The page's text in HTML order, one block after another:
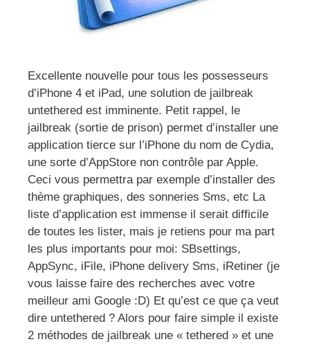
Excellente nouvelle pour tous les possesseurs
d’iPhone 4 et iPad, une solution de jailbreak
untethered est imminente. Petit rappel, le
jailbreak (sortie de prison) permet d’installer une
application tierce sur l’iPhone du nom de Cydia,
une sorte d’AppStore non contrôle par Apple.
Ceci vous permettra par exemple d’installer des
thème graphiques, des sonneries Sms, etc La
liste d’application est immense il serait difficile
de toutes les lister, mais je retiens pour ma part
les plus importants pour moi: SBsettings,
AppSync, iFile, iPhone delivery Sms, iRetiner (je
vous laisse faire des recherches avec votre
meilleur ami Google :D) Et qu’est ce que ça veut
dire untethered ? Alors pour faire simple il existe
2 méthodes de jailbreak une « tethered » et une